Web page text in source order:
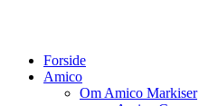
Forside
Amico
Om Amico Markiser